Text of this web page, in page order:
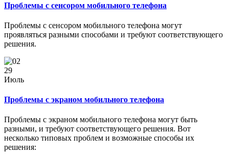
Проблемы с сенсором мобильного телефона
Проблемы с сенсором мобильного телефона могут
проявляться разными способами и требуют соответствующего
решения.
29
Июль
Проблемы с экраном мобильного телефона
Проблемы с экраном мобильного телефона могут быть
разными, и требуют соответствующего решения. Вот
несколько типовых проблем и возможные способы их
решения: